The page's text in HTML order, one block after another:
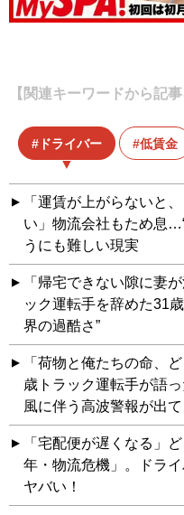
【関連キーワードから記事
ドライバー 低賃金
「運賃が上がらないと
い」物流会社もため息
うにも難しい現実
「帰宅できない隙に妻
ック運転手を辞めた31
界の過酷さ”
「荷物と俺たちの命、
歳トラック運転手が語っ
風に伴う高波警報が出
「宅配便が遅くなる」
年・物流危機」。ドラ
ヤバい！